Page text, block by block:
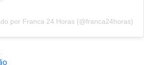
por Franca 24 Horas (@franca24horas)